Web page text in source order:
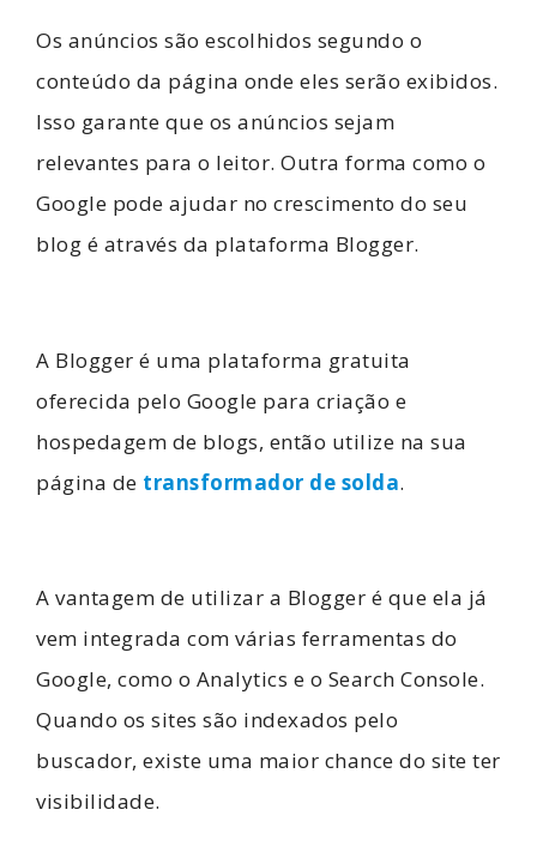
Os anúncios são escolhidos segundo o
conteúdo da página onde eles serão exibidos.
Isso garante que os anúncios sejam
relevantes para o leitor. Outra forma como o
Google pode ajudar no crescimento do seu
blog é através da plataforma Blogger.
A Blogger é uma plataforma gratuita
oferecida pelo Google para criação e
hospedagem de blogs, então utilize na sua
página de transformador de solda.
A vantagem de utilizar a Blogger é que ela já
vem integrada com várias ferramentas do
Google, como o Analytics e o Search Console.
Quando os sites são indexados pelo
buscador, existe uma maior chance do site ter
visibilidade.